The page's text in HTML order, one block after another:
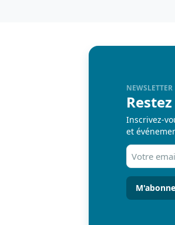
NEWSLETTER
Inscrivez-
et
Votre
email
(Nécessaire)